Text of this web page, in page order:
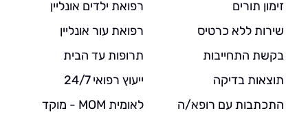
זימון תורים
שירות ללא כרטיס
בקשת התחייבות
תוצאות בדיקה
התכתבות עם רופא/ה
רפואת ילדים אונליין
רפואת עור אונליין
תרופות עד הבית
ייעוץ רפואי 24/7
לאומית MOM - מוקד